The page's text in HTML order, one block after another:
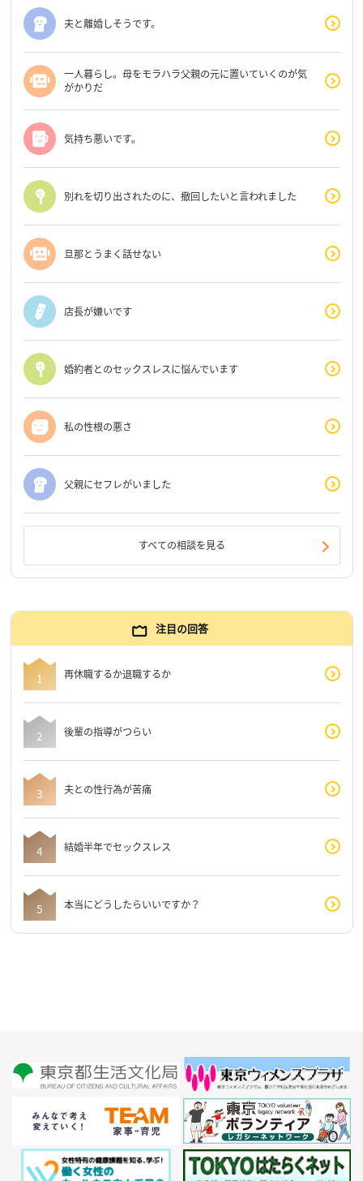
夫と離婚しそうです。
一人暮らし。母をモラハラ父親の元に置いていくのが気
がかりだ
気持ち悪いです。
別れを切り出されたのに、撤回したいと言われました
旦那とうまく話せない
店長が嫌いです
婚約者とのセックスレスに悩んでいます
私の性根の悪さ
父親にセフレがいました
すべての相談を見る
注目の回答
再休職するか退職するか
後輩の指導がつらい
夫との性行為が苦痛
結婚半年でセックスレス
本当にどうしたらいいですか？